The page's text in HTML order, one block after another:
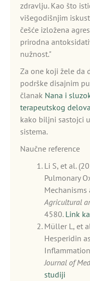
zdravlju. Kao što
višegodišnjim
češće izložena
prirodna
nužnost."
Za one koji žele da
podrške disajnim
članak Nana i
terapeutskog
kako biljni sastojci
sistema.
Naučne reference
Li S, et al.
Pulmonary
Agricultural
4580. Link
Müller L, et
Hesperidin
Journal of
studiji